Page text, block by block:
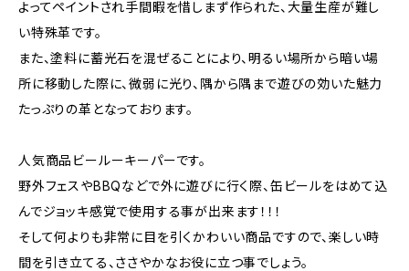
よってペイントされ手間暇を惜しまず作られた、大量生産が難し
い特殊革です。
また、塗料に蓄光石を混ぜることにより、明るい場所から暗い場
所に移動した際に、微弱に光り、隅から隅まで遊びの効いた魅力
たっぷりの革となっております。
人気商品ビールーキーパーです。
野外フェスやBBQなどで外に遊びに行く際、缶ビールをはめて込
んでジョッキ感覚で使用する事が出来ます！！！
そして何よりも非常に目を引くかわいい商品ですので、楽しい時
間を引き立てる、ささやかなお役に立つ事でしょう。